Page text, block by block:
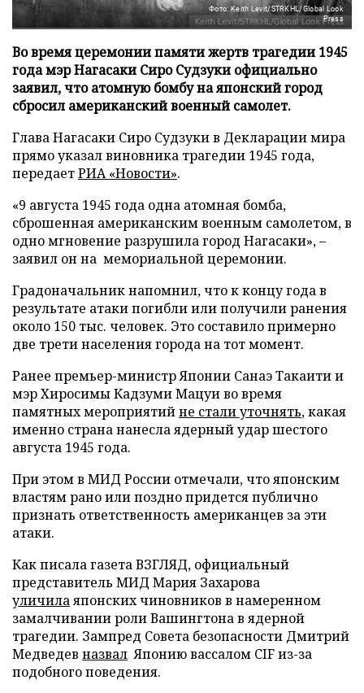
Фото: Keith Levit/STRKHL/Global Look
Press
Во время церемонии памяти жертв трагедии 1945
года мэр Нагасаки Сиро Судзуки официально
заявил, что атомную бомбу на японский город
сбросил американский военный самолет.
Глава Нагасаки Сиро Судзуки в Декларации мира
прямо указал виновника трагедии 1945 года,
передаетРИА «Новости».
«9 августа 1945 года одна атомная бомба,
сброшенная американским военным самолетом, в
одно мгновение разрушила город Нагасаки», –
заявил он на мемориальной церемонии.
Градоначальник напомнил, что к концу года в
результате атаки погибли или получили ранения
около 150 тыс. человек. Это составило примерно
две трети населения города на тот момент.
Ранее премьер-министр Японии Санаэ Такаити и
мэр Хиросимы Кадзуми Мацуи во время
памятных мероприятийне стали уточнять, какая
именно страна нанесла ядерный удар шестого
августа 1945 года.
При этом в МИД России отмечали, что японским
властям рано или поздно придется публично
признать ответственность американцев за эти
атаки.
Как писала газета ВЗГЛЯД, официальный
представитель МИД Мария Захарова
уличилаяпонских чиновников в намеренном
замалчивании роли Вашингтона в ядерной
трагедии. Зампред Совета безопасности Дмитрий
Медведев назвал Японию вассалом CIF из-за
подобного поведения.